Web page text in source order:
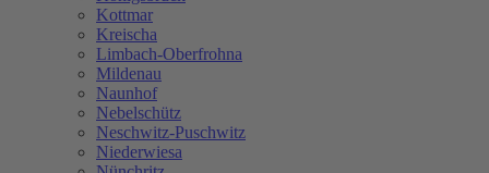
Kottmar
Kreischa
Limbach-Oberfrohna
Mildenau
Naunhof
Nebelschütz
Neschwitz-Puschwitz
Niederwiesa